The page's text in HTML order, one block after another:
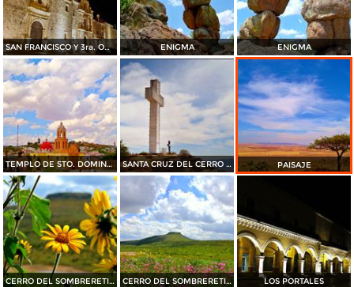
SAN FRANCISCO Y 3ra. ORDEN ENIGMA ENIGMA
TEMPLO DE STO. DOMINGO. SANTA CRUZ DEL CERRO DEL SOMBRERETILLO PAISAJE
CERRO DEL SOMBRERETILLO CERRO DEL SOMBRERETILLO LOS PORTALES